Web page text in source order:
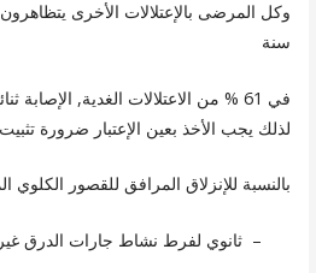
سنة
في 61 % من الاعتلالات الغدية, الإصابة
لذلك يجب الأخذ بعين الإعتبار ضرورة
بالنسبة للإنزلاق المرافق للقصور الكلوي
– ثانوي لفرط نشاط جارات الدرق غير